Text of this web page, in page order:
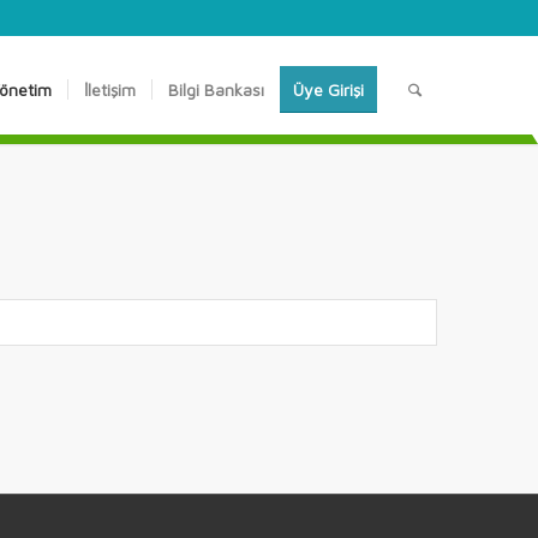
İletişim Bilgi Bankası Üye Girişi